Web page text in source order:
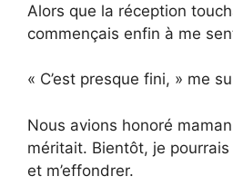
Alors que la réception
commençais enfin à me
« C’est presque fini, » me
Nous avions honoré
méritait. Bientôt, je
et m’effondrer.